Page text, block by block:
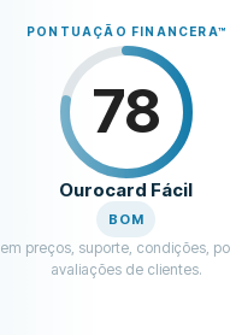
PONTUAÇÃO FINANCERA™
78
Ourocard Fácil
BOM
preços, suporte, condições,
avaliações de clientes.